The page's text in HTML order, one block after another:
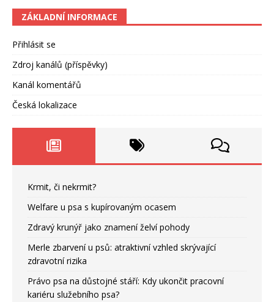
ZÁKLADNÍ INFORMACE
Přihlásit se
Zdroj kanálů (příspěvky)
Kanál komentářů
Česká lokalizace
Krmit, či nekrmit?
Welfare u psa s kupírovaným ocasem
Zdravý krunýř jako znamení želví pohody
Merle zbarvení u psů: atraktivní vzhled skrývající
zdravotní rizika
Právo psa na důstojné stáří: Kdy ukončit pracovní
kariéru služebního psa?